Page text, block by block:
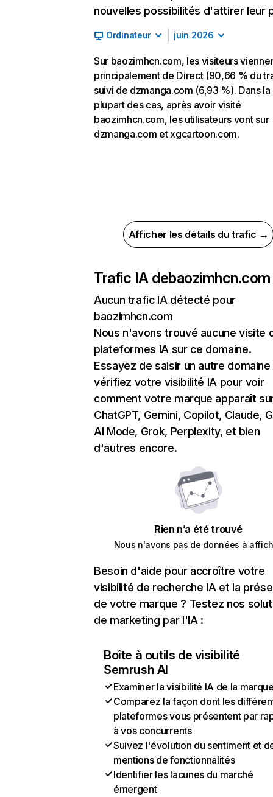
nouvelles possibilités d'attirer leur
Ordinateur juin 2026
Sur baozimhcn.com, les visiteurs
principalement de Direct (90,66 % du
suivi de dzmanga.com (6,93 %). Dans la
plupart des cas, après avoir visité
baozimhcn.com, les utilisateurs vont sur
dzmanga.com et xgcartoon.com.
Afficher les détails du trafic →
Trafic IA debaozimhcn.com
Aucun trafic IA détecté pour
baozimhcn.com
Nous n'avons trouvé aucune visite
plateformes IA sur ce domaine.
Essayez de saisir un autre domaine
vérifiez votre visibilité IA pour voir
comment votre marque apparaît
ChatGPT, Gemini, Copilot, Claude,
AI Mode, Grok, Perplexity, et bien
d'autres encore.
Rien n’a été trouvé
Nous n'avons pas de données à
Besoin d'aide pour accroître votre
visibilité de recherche IA et la
de votre marque ? Testez nos
de marketing par l'IA :
Boîte à outils de visibilité
Semrush AI
Examiner la visibilité IA de la
Comparez la façon dont les
plateformes vous présentent par
à vos concurrents
Suivez l'évolution du sentiment et
mentions de fonctionnalités
Identifier les lacunes du marché
émergent